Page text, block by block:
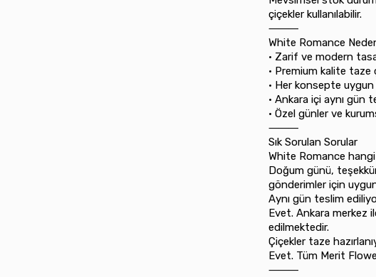
çiçekler kullanılabilir.
⸻
White Romance
•⁠ ⁠Zarif ve modern
•⁠ ⁠Premium kalite taze
•⁠ ⁠Her konsepte
•⁠ ⁠Ankara içi aynı gün
•⁠ ⁠Özel günler ve
⸻
Sık Sorulan Sorular
White Romance
Doğum günü,
gönderimler için
Aynı gün teslim
Evet. Ankara merkez
edilmektedir.
Çiçekler taze
Evet. Tüm Merit
⸻